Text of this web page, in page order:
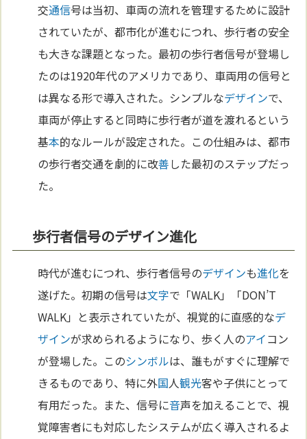
交通信号は当初、車両の流れを管理するために設計
されていたが、都市化が進むにつれ、歩行者の安全
も大きな課題となった。最初の歩行者信号が登場し
たのは1920年代のアメリカであり、車両用の信号と
は異なる形で導入された。シンプルなデザインで、
車両が停止すると同時に歩行者が道を渡れるという
基本的なルールが設定された。この仕組みは、都市
の歩行者交通を劇的に改善した最初のステップだっ
た。
歩行者信号のデザイン進化
時代が進むにつれ、歩行者信号のデザインも進化を
遂げた。初期の信号は文字で「WALK」「DON’T
WALK」と表示されていたが、視覚的に直感的なデ
ザインが求められるようになり、歩く人のアイコン
が登場した。このシンボルは、誰もがすぐに理解で
きるものであり、特に外国人観光客や子供にとって
有用だった。また、信号に音声を加えることで、視
覚障害者にも対応したシステムが広く導入されるよ